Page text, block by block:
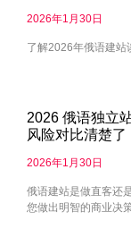
2026年1月30日
了解2026年俄语建站
2026 俄语独立
风险对比清楚了
2026年1月30日
俄语建站是做直客还
您做出明智的商业决